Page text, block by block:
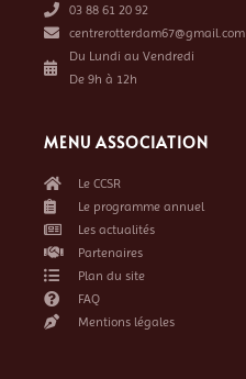
03 88 61 20 92
centrerotterdam67@gmail.com
Du Lundi au Vendredi
De 9h à 12h
MENU ASSOCIATION
Le CCSR
Le programme annuel
Les actualités
Partenaires
Plan du site
FAQ
Mentions légales